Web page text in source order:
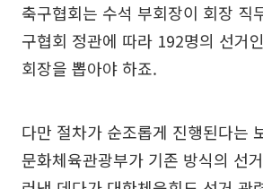
축구협회는 수석 부회장이 회장 직
구협회 정관에 따라 192명의 선거
회장을 뽑아야 하죠.
다만 절차가 순조롭게 진행된다는
문화체육관광부가 기존 방식의 선